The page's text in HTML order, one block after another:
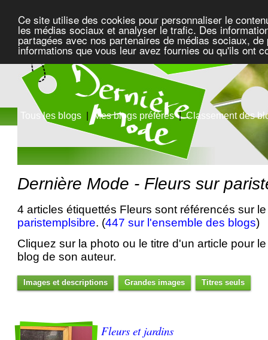
Ce site utilise des cookies pour personnaliser le
les médias sociaux et analyser le trafic. Des
partagées avec nos partenaires de médias sociaux,
informations que vous leur avez fournies ou qu'ils ont
Tous les blogs | Mes blogs préférés|Classement des
Dernière Mode - Fleurs sur
4 articles étiquettés Fleurs sont référencés sur
paristemplsibre. (447 sur l'ensemble des blogs)
Cliquez sur la photo ou le titre d'un article pour
blog de son auteur.
Images et descriptions Grandes images Titres seuls
Fleurs et jardins